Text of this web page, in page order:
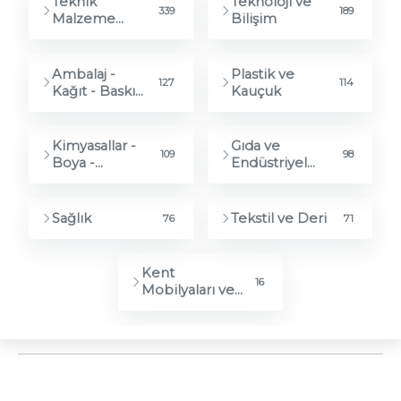
Malzeme
339
Bilişim
189
Ambalaj -
Kağıt - Baskı
127
Plastik ve
Kauçuk
114
Kimyasallar -
Boya -
109
Gıda ve
Endüstriyel
98
Sağlık 76 Tekstil ve Deri 71
Kent
Mobilyaları ve
16